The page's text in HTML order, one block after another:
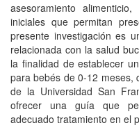
asesoramiento
iniciales que permitan
presente investigación es
relacionada con la salud
la finalidad de establecer
para bebés de 0-12 meses,
de la Universidad San
ofrecer una guía que
adecuado tratamiento en el